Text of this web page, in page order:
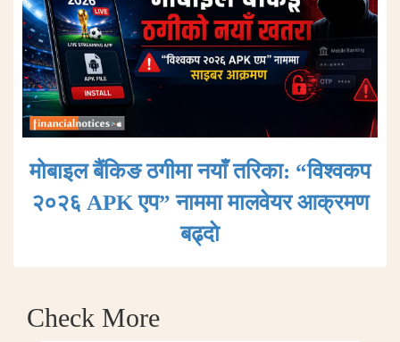
मोबाइल बैंकिङ ठगीमा नयाँ तरिका: “विश्वकप
२०२६ APK एप” नाममा मालवेयर आक्रमण
बढ्दाे
Check More